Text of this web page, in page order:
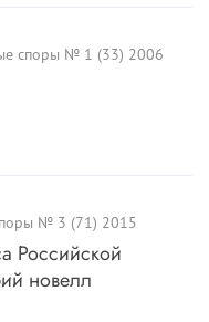
споры № 1 (33) 2006
№ 3 (71) 2015
Российской
новелл